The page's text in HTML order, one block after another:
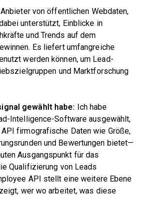
von öffentlichen Webdaten,
unterstützt, Einblicke in
und Trends auf dem
Es liefert umfangreiche
werden können, um Lead-
und Marktforschung
gewählt habe:
Ich habe
Intelligence-Software ausgewählt,
firmografische Daten wie Größe,
und Bewertungen bietet—
Ausgangspunkt für das
Qualifizierung von Leads
API stellt eine weitere Ebene
wer wo arbeitet, was diese